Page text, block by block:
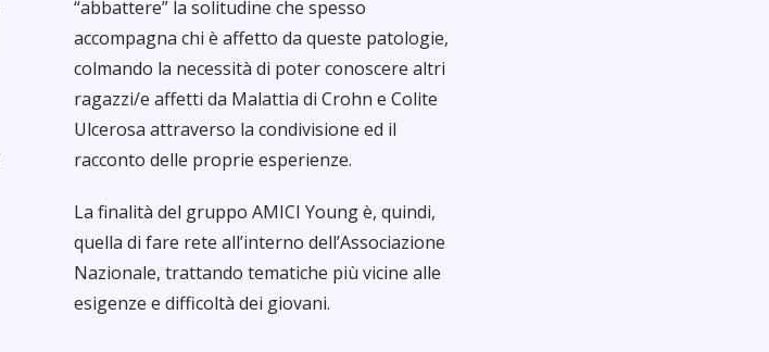
“abbattere” la solitudine che spesso
accompagna chi è affetto da queste patologie,
colmando la necessità di poter conoscere altri
ragazzi/e affetti da Malattia di Crohn e Colite
Ulcerosa attraverso la condivisione ed il
racconto delle proprie esperienze.
La finalità del gruppo AMICI Young è, quindi,
quella di fare rete all’interno dell’Associazione
Nazionale, trattando tematiche più vicine alle
esigenze e difficoltà dei giovani.